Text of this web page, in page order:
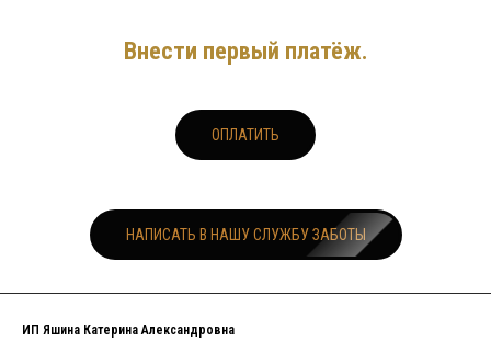
Внести первый платёж.
ОПЛАТИТЬ
НАПИСАТЬ В НАШУ СЛУЖБУ ЗАБОТЫ
ИП Яшина Катерина Александровна